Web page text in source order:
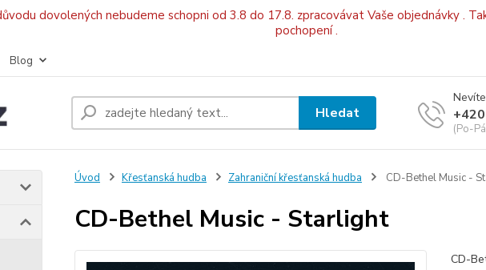
dovolených nebudeme schopni od 3.8 do 17.8. zpracovávat Vaše objednávky .
pochopení .
Blog
Hledat
(Po-
Úvod Křesťanská hudba Zahraniční křesťanská hudba CD-Bethel Music -
CD-Bethel Music - Starlight
CD-